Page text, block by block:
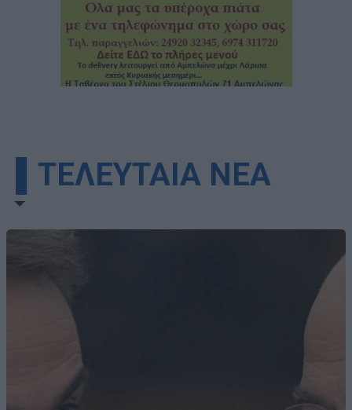
▌ΤΕΛΕΥΤΑΙΑ ΝΕΑ